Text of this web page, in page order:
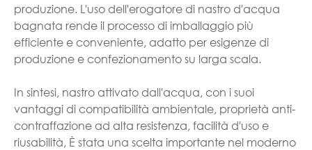
produzione. L'uso dell'erogatore di nastro d'acqua
bagnata rende il processo di imballaggio più
efficiente e conveniente, adatto per esigenze di
produzione e confezionamento su larga scala.
In sintesi, nastro attivato dall'acqua, con i suoi
vantaggi di compatibilità ambientale, proprietà anti-
contraffazione ad alta resistenza, facilità d'uso e
riusabilità, È stata una scelta importante nel moderno